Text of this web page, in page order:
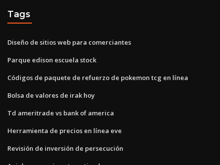
Tags
Diseño de sitios web para comerciantes
Parque edison escuela stock
Códigos de paquete de refuerzo de pokemon tcg en línea
Bolsa de valores de irak hoy
Td ameritrade vs bank of america
Herramienta de precios en línea eve
Revisión de inversión de persecución